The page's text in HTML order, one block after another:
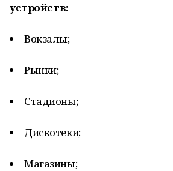
устройств:
Вокзалы;
Рынки;
Стадионы;
Дискотеки;
Магазины;